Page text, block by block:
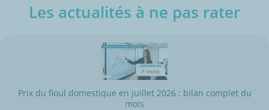
Les actualités à ne pas rater
Prix du fioul domestique en juillet 2026 : bilan complet du
mois